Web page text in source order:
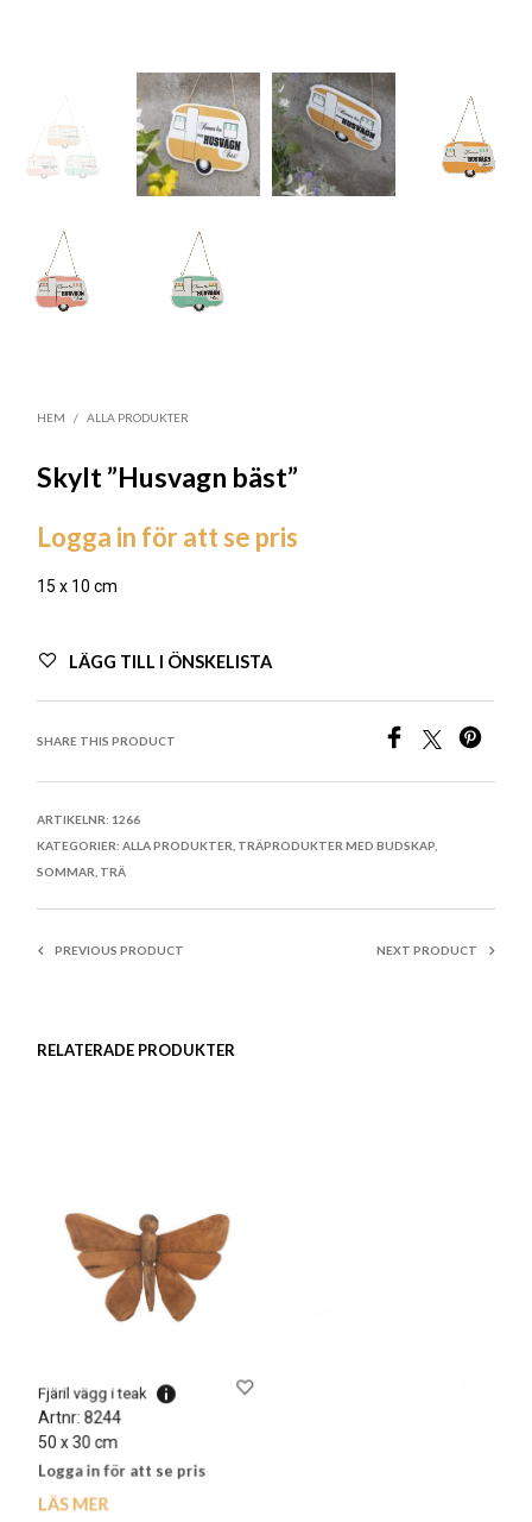
HEM / ALLA PRODUKTER
Skylt ”Husvagn bäst”
Logga in för att se pris
15 x 10 cm
LÄGG TILL I ÖNSKELISTA
SHARE THIS PRODUCT
ARTIKELNR: 1266
KATEGORIER:ALLA PRODUKTER, TRÄPRODUKTER MED BUDSKAP,
SOMMAR, TRÄ
PREVIOUS PRODUCT NEXT PRODUCT
RELATERADE PRODUKTER
Fjäril vägg i teak
Artnr: 8244
50 x 30 cm
Logga in för att se pris
LÄS MER